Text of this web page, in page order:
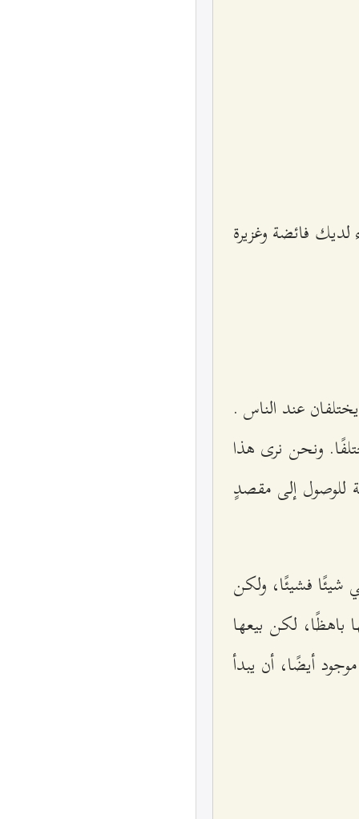
لديك فائضة وغزيرة
عند الناس .
ونحن نرى هذا
للوصول إلى مقصدٍ
شيئًا فشيئًا، ولكن
باهظًا، لكن بيعها
أيضًا، أن يبدأ